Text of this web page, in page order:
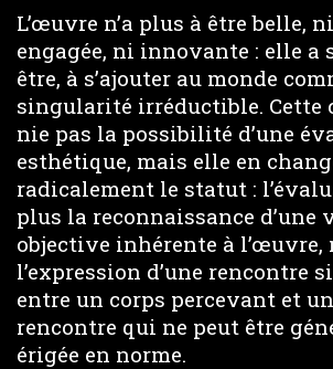
L’œuvre n’a plus à être belle,
engagée, ni innovante : elle a
être, à s’ajouter au monde
singularité irréductible. Cette
nie pas la possibilité d’une
esthétique, mais elle en
radicalement le statut :
plus la reconnaissance d’une
objective inhérente à l’œuvre,
l’expression d’une rencontre
entre un corps percevant et
rencontre qui ne peut être
érigée en norme.